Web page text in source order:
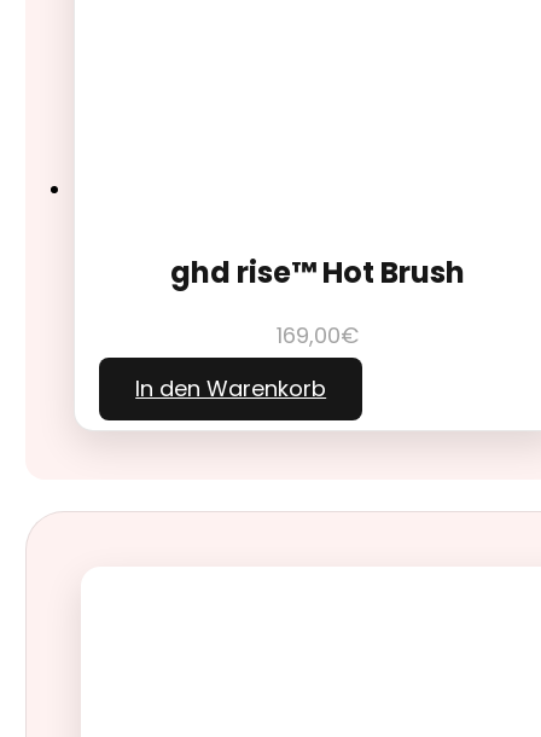
ghd rise™ Hot Brush
169,00€
In den Warenkorb